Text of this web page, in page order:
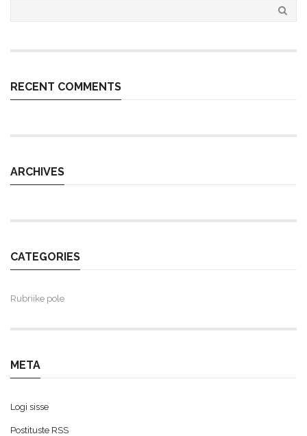
RECENT COMMENTS
ARCHIVES
CATEGORIES
Rubriike pole
META
Logi sisse
Postituste RSS